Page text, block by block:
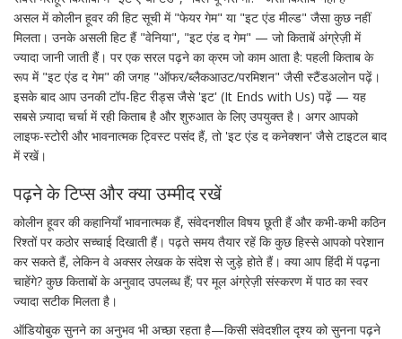
असल में कोलीन हूवर की हिट सूची में "फेयर गेम" या "इट एंड मील्ड" जैसा कुछ नहीं
मिलता। उनके असली हिट हैं "वेनिया", "इट एंड द गेम" — जो किताबें अंग्रेज़ी में
ज्यादा जानी जाती हैं। पर एक सरल पढ़ने का क्रम जो काम आता है: पहली किताब के
रूप में "इट एंड द गेम" की जगह "ऑफर/ब्लैकआउट/परमिशन" जैसी स्टैंडअलोन पढ़ें।
इसके बाद आप उनकी टॉप-हिट रीड्स जैसे 'इट' (It Ends with Us) पढ़ें — यह
सबसे ज़्यादा चर्चा में रही किताब है और शुरुआत के लिए उपयुक्त है। अगर आपको
लाइफ-स्टोरी और भावनात्मक ट्विस्ट पसंद हैं, तो 'इट एंड द कनेक्शन' जैसे टाइटल बाद
में रखें।
पढ़ने के टिप्स और क्या उम्मीद रखें
कोलीन हूवर की कहानियाँ भावनात्मक हैं, संवेदनशील विषय छूती हैं और कभी-कभी कठिन
रिश्तों पर कठोर सच्चाई दिखाती हैं। पढ़ते समय तैयार रहें कि कुछ हिस्से आपको परेशान
कर सकते हैं, लेकिन वे अक्सर लेखक के संदेश से जुड़े होते हैं। क्या आप हिंदी में पढ़ना
चाहेंगे? कुछ किताबों के अनुवाद उपलब्ध हैं; पर मूल अंग्रेज़ी संस्करण में पाठ का स्वर
ज्यादा सटीक मिलता है।
ऑडियोबुक सुनने का अनुभव भी अच्छा रहता है—किसी संवेदशील दृश्य को सुनना पढ़ने